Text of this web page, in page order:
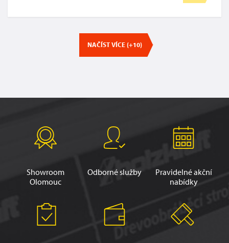
NAČÍST VÍCE (+10)
Showroom
Olomouc
Odborné služby
Pravidelné akční
nabídky